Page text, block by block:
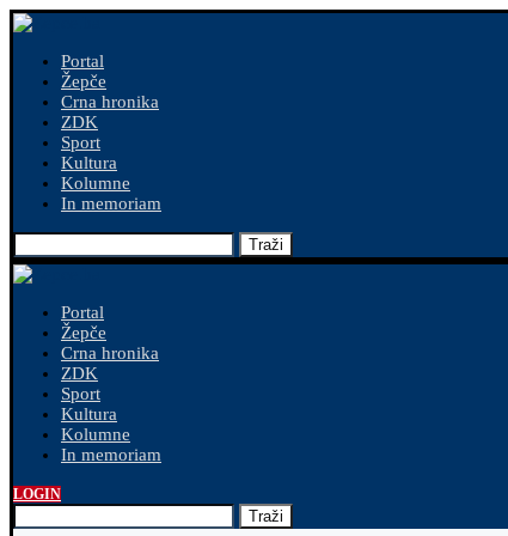
Portal
Žepče
Crna hronika
ZDK
Sport
Kultura
Kolumne
In memoriam
Traži
Portal
Žepče
Crna hronika
ZDK
Sport
Kultura
Kolumne
In memoriam
LOGIN
Traži